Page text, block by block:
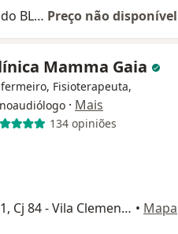
Acompanhamento do BLW e Alimentação participativa Preço não disponível
Mamma Gaia
Fisioterapeuta,
· Mais
134 opiniões
R. Borges Lagoa 971, Cj 84 - Vila Clementino, São Paulo • Mapa